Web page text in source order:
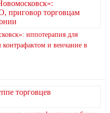
иппотерапия для
и венчание в